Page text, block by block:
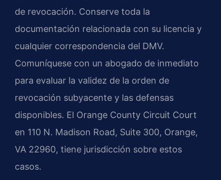
de revocación. Conserve toda la
documentación relacionada con su licencia y
cualquier correspondencia del DMV.
Comuníquese con un abogado de inmediato
para evaluar la validez de la orden de
revocación subyacente y las defensas
disponibles. El Orange County Circuit Court
en 110 N. Madison Road, Suite 300, Orange,
VA 22960, tiene jurisdicción sobre estos
casos.